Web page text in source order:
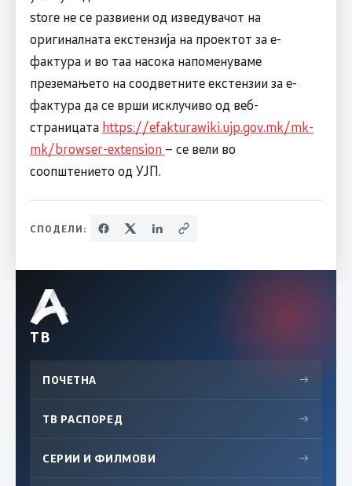
store не се развиени од изведувачот на
оригиналната екстензија на проектот за е-
фактура и во таа насока напоменуваме
преземањето на соодветните екстензии за е-
фактура да се врши исклучиво од веб-
страницата https://efakturawiki.ujp.gov.mk/mk-
mk/browser-extension – се вели во
соопштението од УЈП.
СПОДЕЛИ:
ТВ
ПОЧЕТНА →
ТВ РАСПОРЕД →
СЕРИИ И ФИЛМОВИ →